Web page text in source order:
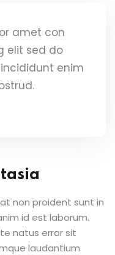
amet con
elit sed do
enim
non proident sunt in
id est laborum.
natus error sit
laudantium